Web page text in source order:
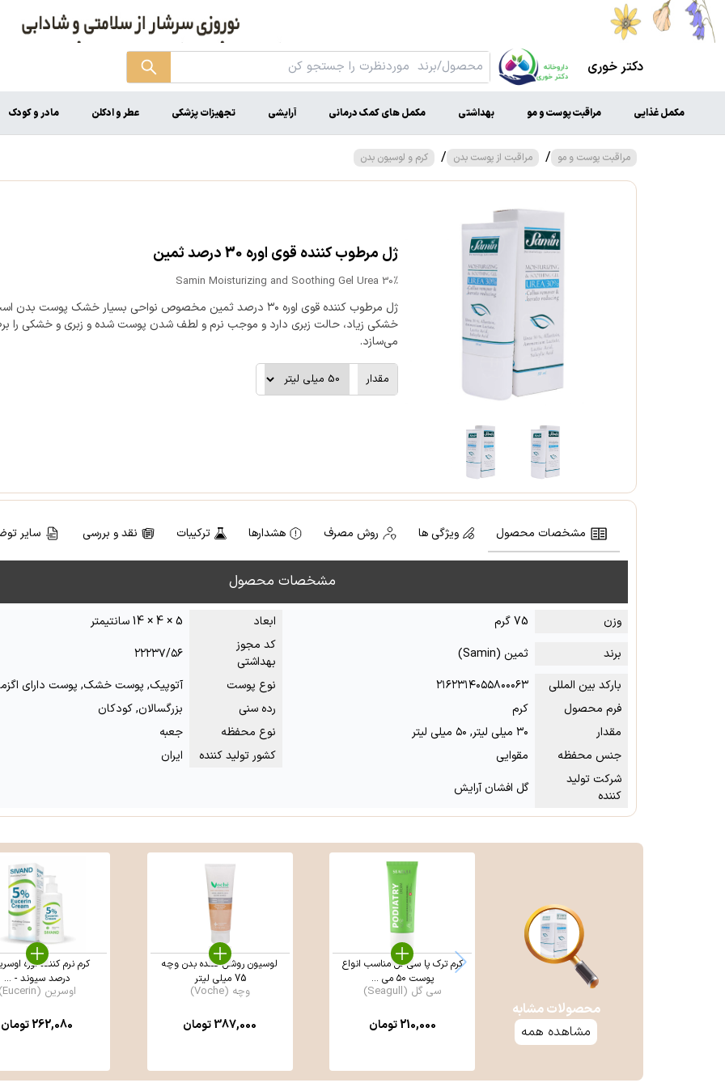
دکتر خوری
مکمل غذایی مراقبت پوست و مو بهداشتی مکمل های کمک درمانی آرایشی تجهیزات پزشکی عطر و ادکلن مادر و کودک
مراقبت پوست و مو / مراقبت از پوست بدن / کرم و لوسیون بدن
ژل مرطوب کننده قوی اوره 30 درصد ثمین
Samin Moisturizing and Soothing Gel Urea 30%
ژل مرطوب کننده قوی اوره ۳۰ درصد ثمین مخصوص نواحی بسیار خشک پوست
خشکی زیاد، حالت زبری دارد و موجب نرم و لطف شدن پوست شده و زبری و خشکی را
می‌سازد.
مقدار
مشخصات محصول ویژگی ها روش مصرف هشدارها ترکیبات نقد و بررسی سایر
مشخصات محصول
وزن 75 گرم ابعاد
5 × 4 × 14 سانتیمتر
برند
ثمین (Samin)
کد مجوز
بهداشتی
۲۲۲۳۷/۵۶
بارکد بین المللی
۲۱۶۲۳۱۴۰۵۵۸۰۰۰۶۳ نوع پوست
آتوپیک, پوست خشک, پوست دارای
فرم محصول
کرم رده سنی
بزرگسالان, کودکان
مقدار
۳۰ میلی لیتر, ۵۰ میلی لیتر نوع محفظه
جعبه
جنس محفظه
مقوایی کشور تولید کننده
ایران
شرکت تولید
کننده
گل افشان آرایش
محصولات مشابه
مشاهده همه
کرم ترک پا سی‌ گل مناسب انواع
پوست ۵۰ می ...
سی گل (Seagull)
210,000تومان
لوسیون روشن کننده بدن وچه
75 میلی لیتر
وچه (Voche)
387,000تومان
درصد سیوند - ...
اوسرین (Eucerin)
262,080تومان